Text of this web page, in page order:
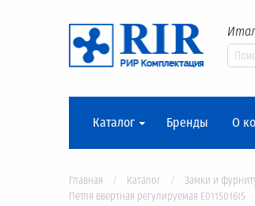
Каталог Бренды О
Главная Каталог Замки и
Петля ввертная регулируемая Е011501615